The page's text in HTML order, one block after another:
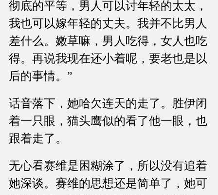
彻底的平等，男人可以讨年轻的太太，
我也可以嫁年轻的丈夫。我并不比男人
差什么。嫩草嘛，男人吃得，女人也吃
得。再说我现在还小着呢，要老也是以
后的事情。”
话音落下，她哈欠连天的走了。胜伊闭
着一只眼，猫头鹰似的看了他一眼，也
跟着走了。
无心看赛维是困糊涂了，所以没有追着
她深谈。赛维的思想还是简单了，她可